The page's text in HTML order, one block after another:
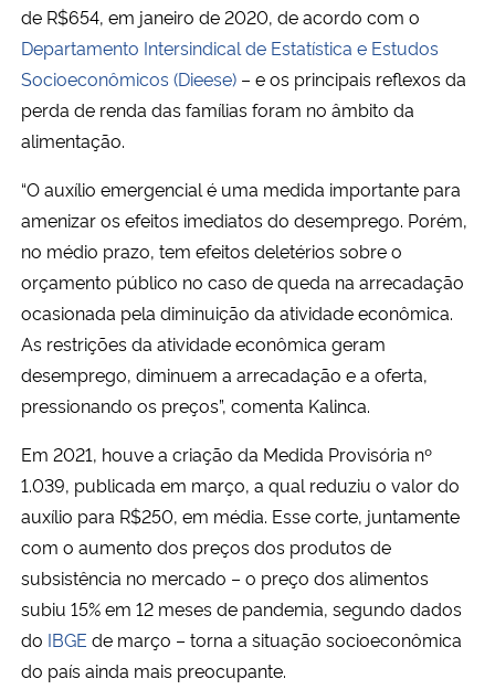
de R$654, em janeiro de 2020, de acordo com o
Departamento Intersindical de Estatística e Estudos
Socioeconômicos (Dieese) – e os principais reflexos da
perda de renda das famílias foram no âmbito da
alimentação.
“O auxílio emergencial é uma medida importante para
amenizar os efeitos imediatos do desemprego. Porém,
no médio prazo, tem efeitos deletérios sobre o
orçamento público no caso de queda na arrecadação
ocasionada pela diminuição da atividade econômica.
As restrições da atividade econômica geram
desemprego, diminuem a arrecadação e a oferta,
pressionando os preços”, comenta Kalinca.
Em 2021, houve a criação da Medida Provisória nº
1.039, publicada em março, a qual reduziu o valor do
auxílio para R$250, em média. Esse corte, juntamente
com o aumento dos preços dos produtos de
subsistência no mercado – o preço dos alimentos
subiu 15% em 12 meses de pandemia, segundo dados
do IBGE de março – torna a situação socioeconômica
do país ainda mais preocupante.